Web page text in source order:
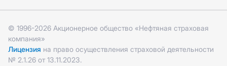
© 1996-2026 Акционерное общество «Нефтяная страховая
компания»
Лицензия на право осуществления страховой деятельности
№ 2.1.26 от 13.11.2023.